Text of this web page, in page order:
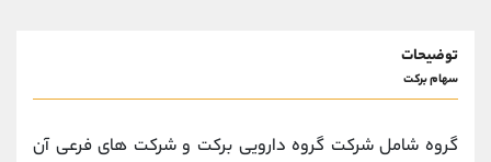
توضیحات
سهام برکت
گروه شامل شرکت گروه دارویی برکت و شرکت های فرعی آن